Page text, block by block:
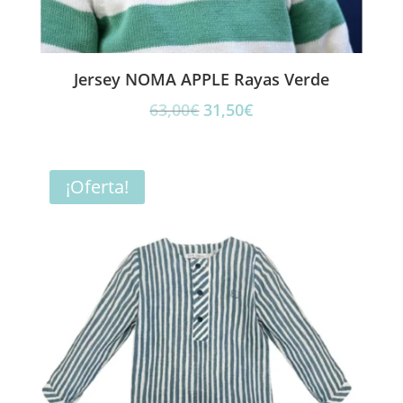
Jersey NOMA APPLE Rayas Verde
63,00€El
31,50€El
¡Oferta!